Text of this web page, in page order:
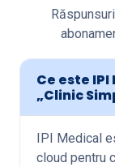
Ce este
„Clinic
IPI Medical
cloud pentru